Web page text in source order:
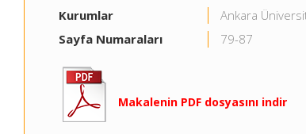
Kurumlar
Ankara
Sayfa Numaraları
79-87
Makalenin PDF dosyasını indir